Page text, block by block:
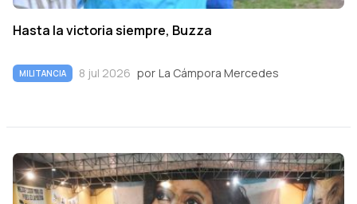
Hasta la victoria siempre, Buzza
MILITANCIA 8 jul 2026 por La Cámpora Mercedes